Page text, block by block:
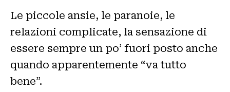
Le piccole ansie, le paranoie, le
relazioni complicate, la sensazione di
essere sempre un po’ fuori posto anche
quando apparentemente “va tutto
bene”.